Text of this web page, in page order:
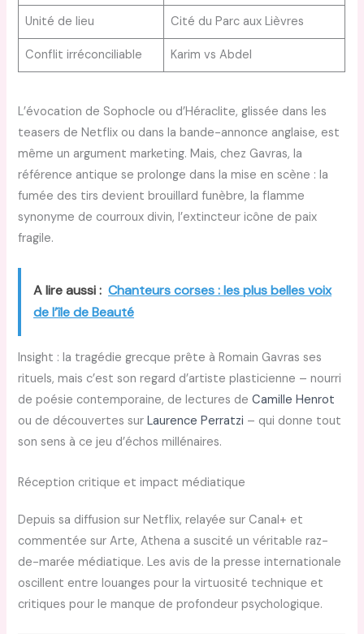
Unité de lieu Cité du Parc aux Lièvres
Conflit irréconciliable Karim vs Abdel
L’évocation de Sophocle ou d’Héraclite, glissée dans les
teasers de Netflix ou dans la bande-annonce anglaise, est
même un argument marketing. Mais, chez Gavras, la
référence antique se prolonge dans la mise en scène : la
fumée des tirs devient brouillard funèbre, la flamme
synonyme de courroux divin, l’extincteur icône de paix
fragile.
A lire aussi : Chanteurs corses : les plus belles voix
de l’île de Beauté
Insight : la tragédie grecque prête à Romain Gavras ses
rituels, mais c’est son regard d’artiste plasticienne – nourri
de poésie contemporaine, de lectures deCamille Henrot
ou de découvertes surLaurence Perratzi – qui donne tout
son sens à ce jeu d’échos millénaires.
Réception critique et impact médiatique
Depuis sa diffusion sur Netflix, relayée sur Canal+ et
commentée sur Arte, Athena a suscité un véritable raz-
de-marée médiatique. Les avis de la presse internationale
oscillent entre louanges pour la virtuosité technique et
critiques pour le manque de profondeur psychologique.